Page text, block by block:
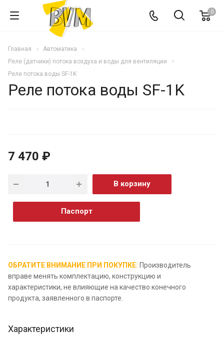
0
Главная
Автоматика
Реле (датчики) потока воздуха и воды для вентиляции
Реле потока воды SF-1K
Реле потока воды SF-1K
7 470 ₽
В корзину
Паспорт
ОБРАТИТЕ ВНИМАНИЕ ПРИ ПОКУПКЕ: Производитель
вправе менять комплектацию, конструкцию и
характеристики, не влияющие на качество конечного
продукта, заявленного в паспорте.
Характеристики